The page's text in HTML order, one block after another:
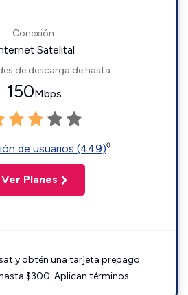
Conexión:
Satelital
de descarga de hasta
150Mbps
de usuarios (449)◊
Ver Planes
y obtén una tarjeta prepago
$300. Aplican términos.